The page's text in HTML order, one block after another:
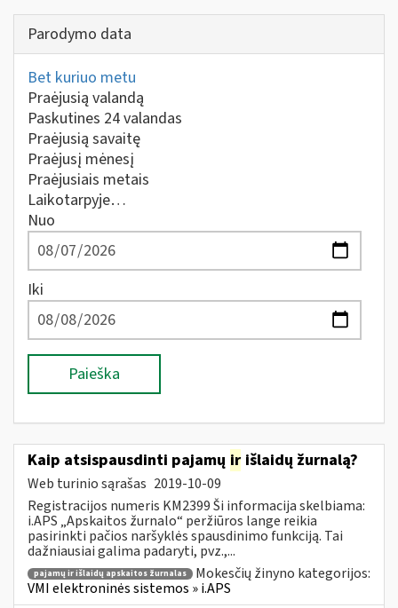
Parodymo data
Bet kuriuo metu
Praėjusią valandą
Paskutines 24 valandas
Praėjusią savaitę
Praėjusį mėnesį
Praėjusiais metais
Laikotarpyje…
Nuo
Iki
Paieška
Kaip atsispausdinti pajamų ir išlaidų žurnalą?
Web turinio sąrašas 2019-10-09
Registracijos numeris KM2399 Ši informacija skelbiama:
i.APS „Apskaitos žurnalo“ peržiūros lange reikia
pasirinkti pačios naršyklės spausdinimo funkciją. Tai
dažniausiai galima padaryti, pvz.,...
pajamų ir išlaidų apskaitos žurnalas
Mokesčių žinyno kategorijos:
VMI elektroninės sistemos » i.APS